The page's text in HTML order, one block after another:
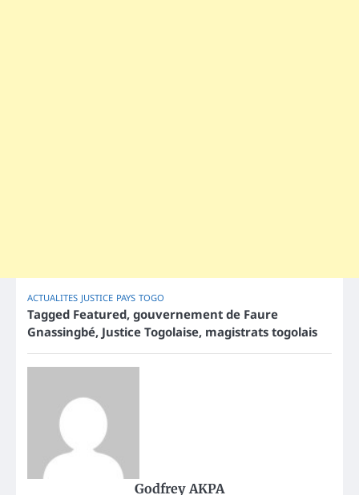
ACTUALITES JUSTICE PAYS TOGO
Tagged Featured, gouvernement de Faure
Gnassingbé, Justice Togolaise, magistrats togolais
Godfrey AKPA